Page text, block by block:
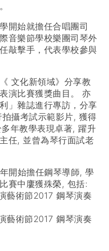
開始就擔任合唱團司
音樂節學校樂團司琴外
敲擊手，代表學校參與
文化新領域》分享教
演比賽獲獎曲目。 亦
」雜誌進行專訪，分享
攝考試示範影片, 獲得
年教學表現卓著, 躍升
任, 並曾為琴行面試老
開始擔任鋼琴導師, 學
賽中廔獲殊榮, 包括:
藝術節2017 鋼琴演奏
藝術節2017 鋼琴演奏